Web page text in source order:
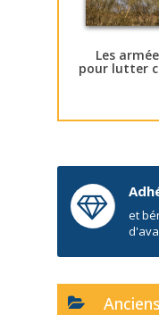
Les
pour lutter
et